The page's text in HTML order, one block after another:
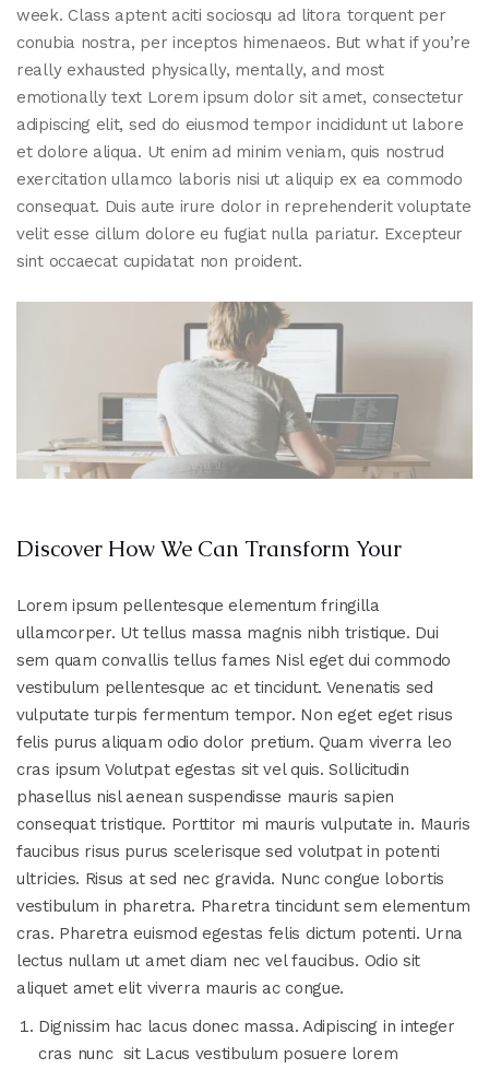
week. Class aptent aciti sociosqu ad litora torquent per
conubia nostra, per inceptos himenaeos. But what if you’re
really exhausted physically, mentally, and most
emotionally text Lorem ipsum dolor sit amet, consectetur
adipiscing elit, sed do eiusmod tempor incididunt ut labore
et dolore aliqua. Ut enim ad minim veniam, quis nostrud
exercitation ullamco laboris nisi ut aliquip ex ea commodo
consequat. Duis aute irure dolor in reprehenderit voluptate
velit esse cillum dolore eu fugiat nulla pariatur. Excepteur
sint occaecat cupidatat non proident.
Discover How We Can Transform Your
Lorem ipsum pellentesque elementum fringilla
ullamcorper. Ut tellus massa magnis nibh tristique. Dui
sem quam convallis tellus fames Nisl eget dui commodo
vestibulum pellentesque ac et tincidunt. Venenatis sed
vulputate turpis fermentum tempor. Non eget eget risus
felis purus aliquam odio dolor pretium. Quam viverra leo
cras ipsum Volutpat egestas sit vel quis. Sollicitudin
phasellus nisl aenean suspendisse mauris sapien
consequat tristique. Porttitor mi mauris vulputate in. Mauris
faucibus risus purus scelerisque sed volutpat in potenti
ultricies. Risus at sed nec gravida. Nunc congue lobortis
vestibulum in pharetra. Pharetra tincidunt sem elementum
cras. Pharetra euismod egestas felis dictum potenti. Urna
lectus nullam ut amet diam nec vel faucibus. Odio sit
aliquet amet elit viverra mauris ac congue.
Dignissim hac lacus donec massa. Adipiscing in integer
cras nunc sit Lacus vestibulum posuere lorem